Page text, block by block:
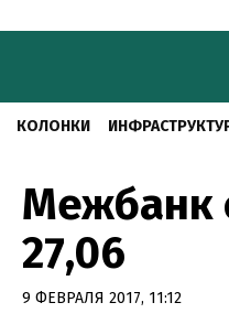
КОЛОНКИ
Межбанк
27,06
9 ФЕВРАЛЯ 2017, 11:12